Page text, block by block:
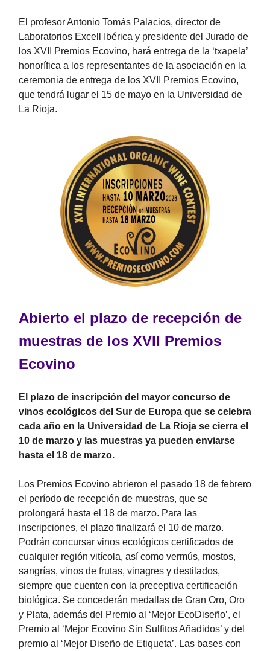
El profesor Antonio Tomás Palacios, director de
Laboratorios Excell Ibérica y presidente del Jurado de
los XVII Premios Ecovino, hará entrega de la ‘txapela’
honorífica a los representantes de la asociación en la
ceremonia de entrega de los XVII Premios Ecovino,
que tendrá lugar el 15 de mayo en la Universidad de
La Rioja.
Abierto el plazo de recepción de
muestras de los XVII Premios
Ecovino
El plazo de inscripción del mayor concurso de
vinos ecológicos del Sur de Europa que se celebra
cada año en la Universidad de La Rioja se cierra el
10 de marzo y las muestras ya pueden enviarse
hasta el 18 de marzo.
Los Premios Ecovino abrieron el pasado 18 de febrero
el período de recepción de muestras, que se
prolongará hasta el 18 de marzo. Para las
inscripciones, el plazo finalizará el 10 de marzo.
Podrán concursar vinos ecológicos certificados de
cualquier región vitícola, así como vermús, mostos,
sangrías, vinos de frutas, vinagres y destilados,
siempre que cuenten con la preceptiva certificación
biológica. Se concederán medallas de Gran Oro, Oro
y Plata, además del Premio al ‘Mejor EcoDiseño’, el
Premio al ‘Mejor Ecovino Sin Sulfitos Añadidos’ y del
premio al ‘Mejor Diseño de Etiqueta’. Las bases con